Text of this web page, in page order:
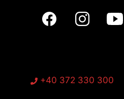
+40 372 330 300